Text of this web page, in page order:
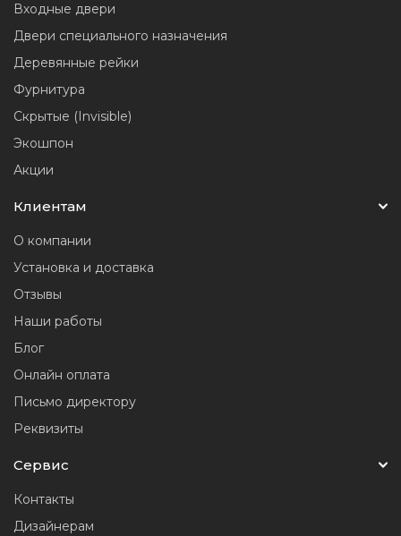
Входные двери
Двери специального назначения
Деревянные рейки
Фурнитура
Скрытые (Invisible)
Экошпон
Акции
Клиентам
О компании
Установка и доставка
Отзывы
Наши работы
Блог
Онлайн оплата
Письмо директору
Реквизиты
Сервис
Контакты
Дизайнерам